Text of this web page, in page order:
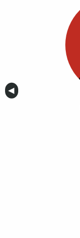
Anterior
◀︎